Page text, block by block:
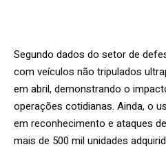
Segundo dados do setor de
com veículos não tripulados
em abril, demonstrando o
operações cotidianas. Ainda, o
em reconhecimento e ataques
mais de 500 mil unidades